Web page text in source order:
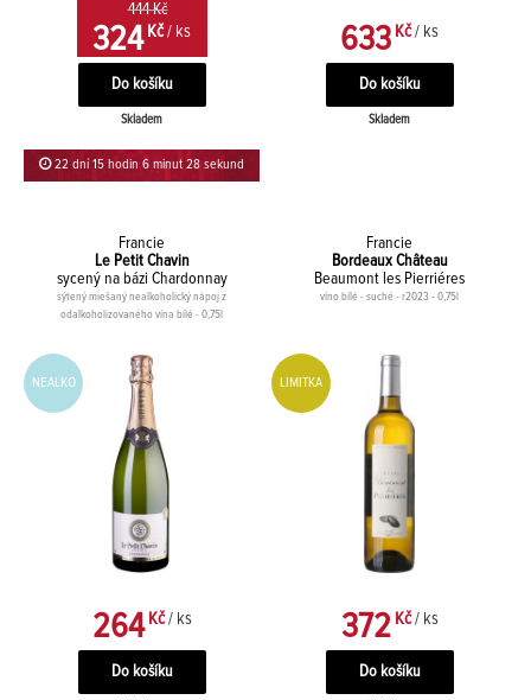
444 Kč
324 Kč / ks
Skladem
22 dní 15 hodin 6 minut 27 sekund
633 Kč / ks
Skladem
Francie
Le Petit Chavin
sycený na bázi Chardonnay
sýtený miešaný nealkoholický nápoj z
odalkoholizovaného vína bílé - 0,75l
NEALKO
264 Kč / ks
Francie
Bordeaux Château
Beaumont les Pierriéres
víno bílé - suché - r2023 - 0,75l
LIMITKA
372 Kč / ks